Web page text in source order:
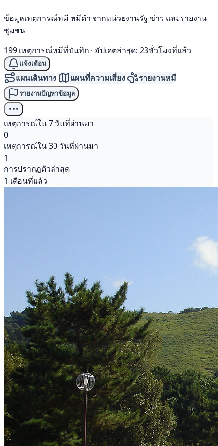
ข้อมูลเหตุการณ์หมี หมีดำ จากหน่วยงานรัฐ ข่าว และรายงาน
ชุมชน
199 เหตุการณ์หมีที่บันทึก · อัปเดตล่าสุด: 23ชั่วโมงที่แล้ว
แจ้งเตือน
แผนเดินทาง แผนที่ความเสี่ยง รายงานหมี
รายงานปัญหาข้อมูล
เหตุการณ์ใน 7 วันที่ผ่านมา
0
เหตุการณ์ใน 30 วันที่ผ่านมา
1
การปรากฏตัวล่าสุด
1 เดือนที่แล้ว